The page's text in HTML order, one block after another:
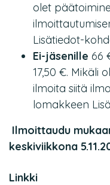
olet
Lisätiedot-
Ei-jäsenille 66
17,50 €. Mikäli
ilmoita siitä
lomakkeen
Ilmoittaudu
keskiviikkona
Linkki